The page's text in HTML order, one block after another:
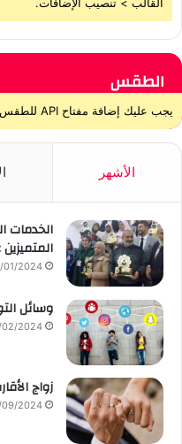
القالب > تنصيب الإضافات.
الطقس
يجب عليك إضافة مفتاح API للطقس من خلال صفحة إعدادات القالب > الدمج
الأشهر
الخدمات
01/2024
وسائل
2024
زواج
2024